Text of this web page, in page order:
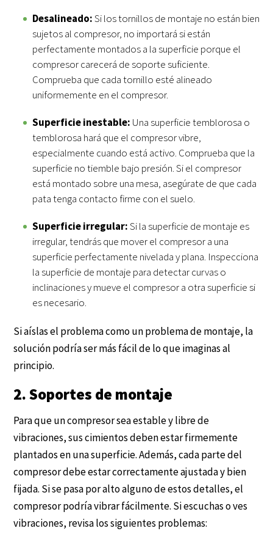
Desalineado:Si los tornillos de montaje no están bien
sujetos al compresor, no importará si están
perfectamente montados a la superficie porque el
compresor carecerá de soporte suficiente.
Comprueba que cada tornillo esté alineado
uniformemente en el compresor.
Superficie inestable: Una superficie temblorosa o
temblorosa hará que el compresor vibre,
especialmente cuando está activo. Comprueba que la
superficie no tiemble bajo presión. Si el compresor
está montado sobre una mesa, asegúrate de que cada
pata tenga contacto firme con el suelo.
Superficie irregular:Si la superficie de montaje es
irregular, tendrás que mover el compresor a una
superficie perfectamente nivelada y plana. Inspecciona
la superficie de montaje para detectar curvas o
inclinaciones y mueve el compresor a otra superficie si
es necesario.
Si aíslas el problema como un problema de montaje, la
solución podría ser más fácil de lo que imaginas al
principio.
2. Soportes de montaje
Para que un compresor sea estable y libre de
vibraciones, sus cimientos deben estar firmemente
plantados en una superficie. Además, cada parte del
compresor debe estar correctamente ajustada y bien
fijada. Si se pasa por alto alguno de estos detalles, el
compresor podría vibrar fácilmente. Si escuchas o ves
vibraciones, revisa los siguientes problemas: